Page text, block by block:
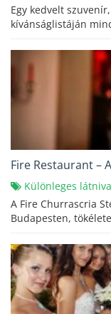
Egy kedvelt
kívánságlistáján
Fire Restaurant –
Különleges
A Fire Churrascria
Budapesten,